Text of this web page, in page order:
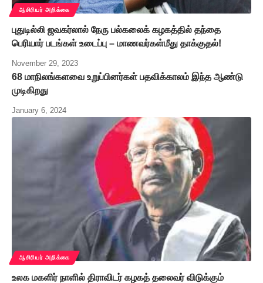
ஆசிரியர் அறிக்கை
புதுடில்லி ஜவகர்லால் நேரு பல்கலைக் கழகத்தில் தந்தை
பெரியார் படங்கள் உடைப்பு – மாணவர்கள்மீது தாக்குதல்!
November 29, 2023
68 மாநிலங்களவை உறுப்பினர்கள் பதவிக்காலம் இந்த ஆண்டு
முடிகிறது
January 6, 2024
ஆசிரியர் அறிக்கை
உலக மகளிர் நாளில் திராவிடர் கழகத் தலைவர் விடுக்கும்